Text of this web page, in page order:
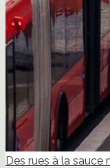
Des rues à la sauce